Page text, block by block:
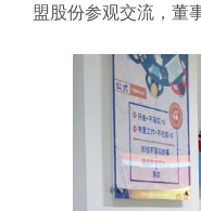
盟股份参观交流，董